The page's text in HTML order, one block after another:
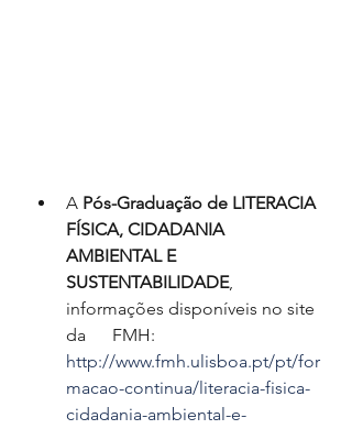
A Pós-Graduação de LITERACIA
FÍSICA, CIDADANIA
AMBIENTAL E
SUSTENTABILIDADE,
informações disponíveis no site
da      FMH:
http://www.fmh.ulisboa.pt/pt/for
macao-continua/literacia-fisica-
cidadania-ambiental-e-